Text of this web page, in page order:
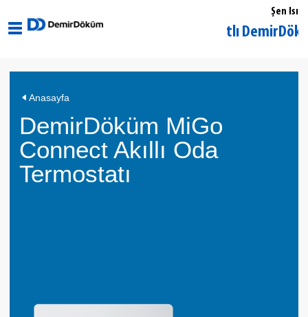
Şen Isı
Tekirdağ Muratlı DemirDöküm
Anasayfa
DemirDöküm MiGo
Connect Akıllı Oda
Termostatı
DemirDöküm
Connect
Akıllı
Oda
Termostatı